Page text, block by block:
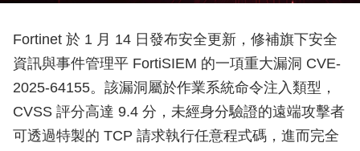
Fortinet 於 1 月 14 日發布安全更新，修補旗下安全
資訊與事件管理平 FortiSIEM 的一項重大漏洞 CVE-
2025-64155。該漏洞屬於作業系統命令注入類型，
CVSS 評分高達 9.4 分，未經身分驗證的遠端攻擊者
可透過特製的 TCP 請求執行任意程式碼，進而完全